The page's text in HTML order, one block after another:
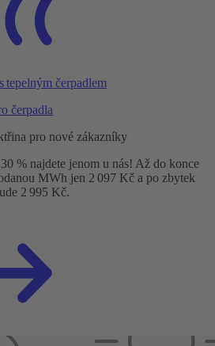
tepelným čerpadlem
čerpadla
pro nové zákazníky
% najdete jenom u nás! Až do konce
MWh jen 2 097 Kč a po zbytek
2 995 Kč.